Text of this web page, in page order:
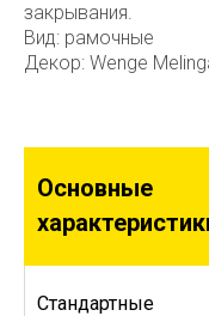
закрывания.
Вид: рамочные
Декор: Wenge
Основные
Стандартные